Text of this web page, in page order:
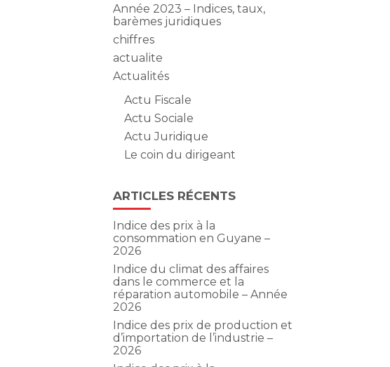
Année 2023 – Indices, taux,
barèmes juridiques
chiffres
actualite
Actualités
Actu Fiscale
Actu Sociale
Actu Juridique
Le coin du dirigeant
ARTICLES RÉCENTS
Indice des prix à la
consommation en Guyane –
2026
Indice du climat des affaires
dans le commerce et la
réparation automobile – Année
2026
Indice des prix de production et
d’importation de l’industrie –
2026